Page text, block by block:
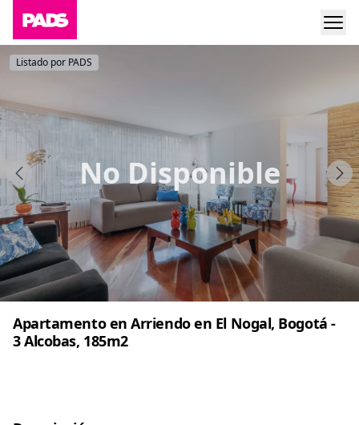
No Disponible
Listado por PADS
Apartamento en Arriendo en El Nogal, Bogotá -
3 Alcobas, 185m2